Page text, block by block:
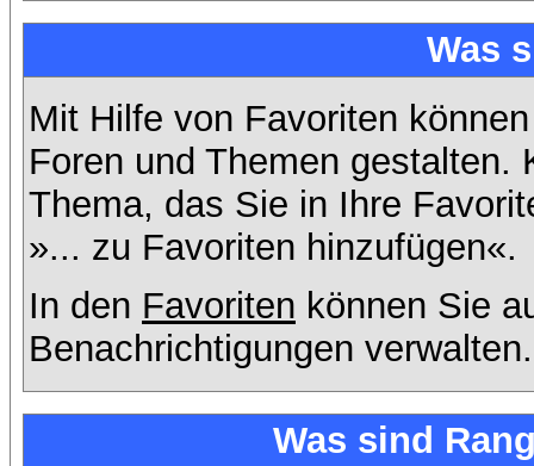
Was
Mit Hilfe von Favoriten
Foren und Themen gestalten.
Thema, das Sie in Ihre
»... zu Favoriten hinzufügen«.
In den Favoriten können Sie
Benachrichtigungen verwalten.
Was sind